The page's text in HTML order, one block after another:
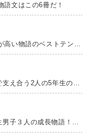
文はこの6冊だ！